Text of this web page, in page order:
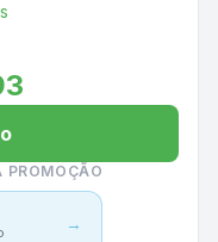
PROMOÇÃO
→